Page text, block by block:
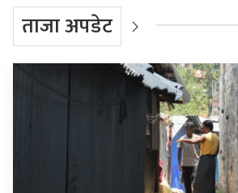
ताजा अपडेट